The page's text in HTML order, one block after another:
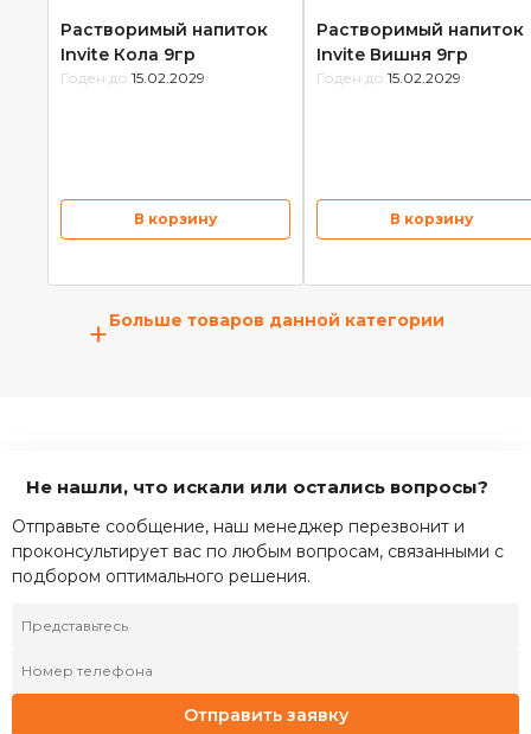
Растворимый напиток
Invite Кола 9гр
Годен до: 15.02.2029
В корзину
Растворимый напиток
Invite Вишня 9гр
Годен до: 15.02.2029
В корзину
+Больше товаров данной категории
Не нашли, что искали или остались вопросы?
Отправьте сообщение, наш менеджер перезвонит и
проконсультирует вас по любым вопросам, связанными с
подбором оптимального решения.
Отправить заявку